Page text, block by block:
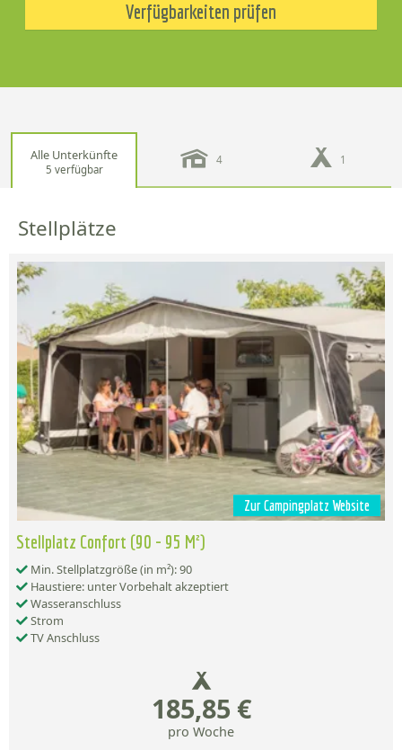
Verfügbarkeiten prüfen
Alle Unterkünfte
5 verfügbar
4 1
Stellplätze
Zur Campingplatz Website
Stellplatz Confort (90 - 95 M²)
Min. Stellplatzgröße (in m²): 90
Haustiere: unter Vorbehalt akzeptiert
Wasseranschluss
Strom
TV Anschluss
185,85 €
pro Woche